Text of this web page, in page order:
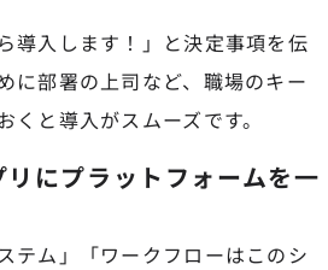
導入します！」と決定事項を伝
に部署の上司など、職場のキー
と導入がスムーズです。
にプラットフォームを一
テム」「ワークフローはこのシ